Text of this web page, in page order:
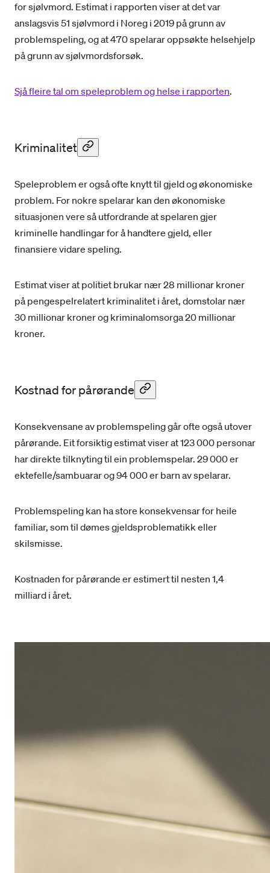
for sjølvmord. Estimat i rapporten viser at det var
anslagsvis 51 sjølvmord i Noreg i 2019 på grunn av
problemspeling, og at 470 spelarar oppsøkte helsehjelp
på grunn av sjølvmordsforsøk.
Sjå fleire tal om speleproblem og helse i rapporten.
Kriminalitet
Speleproblem er også ofte knytt til gjeld og økonomiske
problem. For nokre spelarar kan den økonomiske
situasjonen vere så utfordrande at spelaren gjer
kriminelle handlingar for å handtere gjeld, eller
finansiere vidare speling.
Estimat viser at politiet brukar nær 28 millionar kroner
på pengespelrelatert kriminalitet i året, domstolar nær
30 millionar kroner og kriminalomsorga 20 millionar
kroner.
Kostnad for pårørande
Konsekvensane av problemspeling går ofte også utover
pårørande. Eit forsiktig estimat viser at 123 000 personar
har direkte tilknyting til ein problemspelar. 29 000 er
ektefelle/sambuarar og 94 000 er barn av spelarar.
Problemspeling kan ha store konsekvensar for heile
familiar, som til dømes gjeldsproblematikk eller
skilsmisse.
Kostnaden for pårørande er estimert til nesten 1,4
milliard i året.